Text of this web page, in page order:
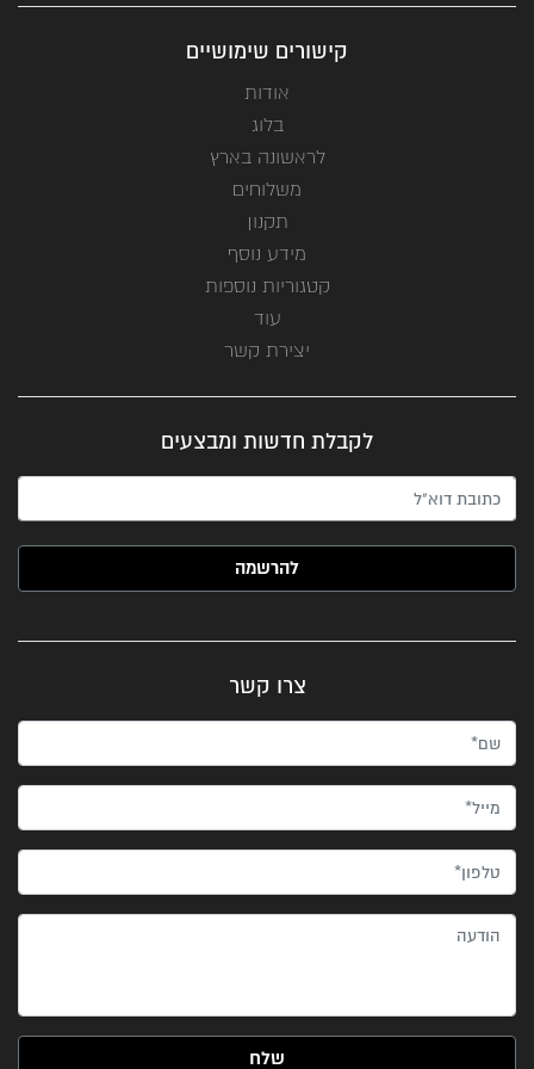
קישורים שימושיים
אודות
בלוג
לראשונה בארץ
משלוחים
תקנון
מידע נוסף
קטגוריות נוספות
עוד
יצירת קשר
לקבלת חדשות ומבצעים
האימייל שלך (חובה)
צרו קשר